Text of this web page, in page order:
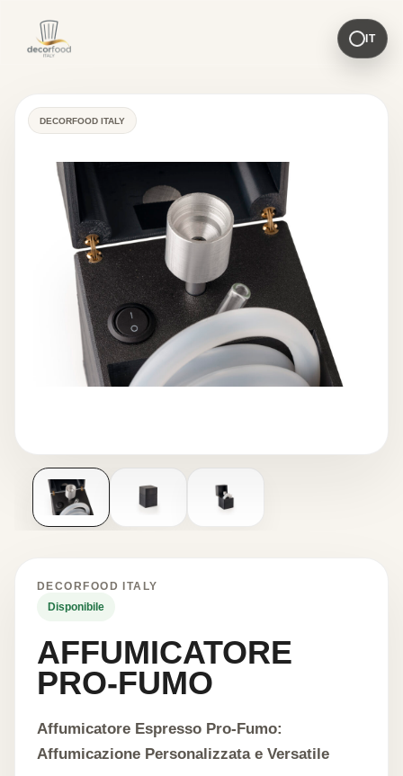
IT
DECORFOOD ITALY
DECORFOOD ITALY
Disponibile
AFFUMICATORE
PRO-FUMO
Affumicatore Espresso Pro-Fumo:
Affumicazione Personalizzata e Versatile